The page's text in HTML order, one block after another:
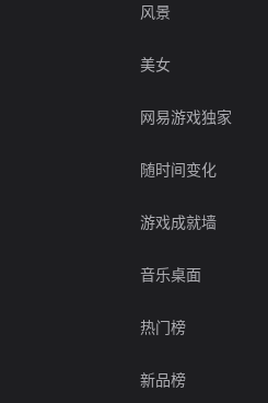
风景
美女
网易游戏独家
随时间变化
游戏成就墙
音乐桌面
热门榜
新品榜